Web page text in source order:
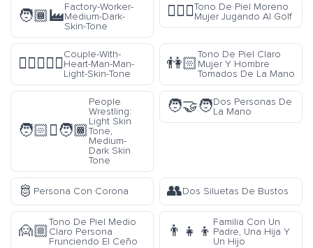
🧑🏾‍🏭
Factory-Worker-
Medium-Dark-
Skin-Tone
🏌🏿‍♀️Tono De Piel Moreno
Mujer Jugando Al Golf
👨🏻‍❤️‍👨🏻
Couple-With-
Heart-Man-Man-
Light-Skin-Tone
👫🏻
Tono De Piel Claro
Mujer Y Hombre
Tomados De La Mano
🧑🏻‍🫯‍🧑🏾
People
Wrestling:
Light Skin
Tone,
Medium-
Dark Skin
Tone
🧑‍🤝‍🧑Dos Personas De
La Mano
🫅 Persona Con Corona 👥Dos Siluetas De Bustos
🙍🏼
Tono De Piel Medio
Claro Persona
Frunciendo El Ceño
👨‍👧‍👦
Familia Con Un
Padre, Una Hija Y
Un Hijo